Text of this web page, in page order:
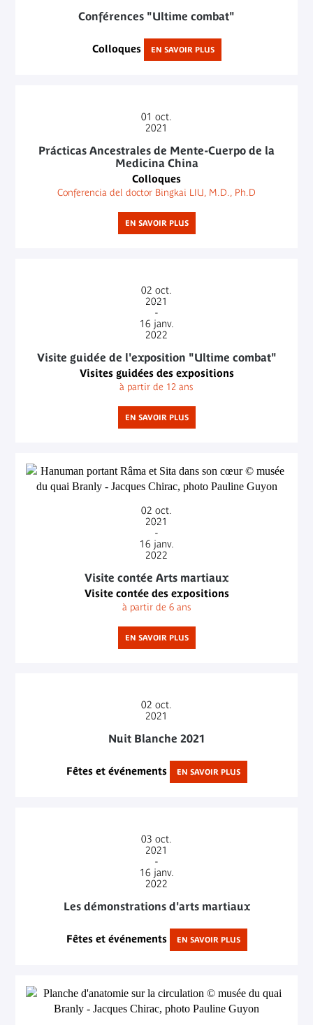
Conférences "Ultime combat"
Colloques EN SAVOIR PLUS
01 oct.
2021
Prácticas Ancestrales de Mente-Cuerpo de la
Medicina China
Colloques
Conferencia del doctor Bingkai LIU, M.D., Ph.D
EN SAVOIR PLUS
02 oct.
2021
-
16 janv.
2022
Visite guidée de l'exposition "Ultime combat"
Visites guidées des expositions
à partir de 12 ans
EN SAVOIR PLUS
02 oct.
2021
-
16 janv.
2022
Visite contée Arts martiaux
Visite contée des expositions
à partir de 6 ans
EN SAVOIR PLUS
02 oct.
2021
Nuit Blanche 2021
Fêtes et événements EN SAVOIR PLUS
03 oct.
2021
-
16 janv.
2022
Les démonstrations d'arts martiaux
Fêtes et événements EN SAVOIR PLUS